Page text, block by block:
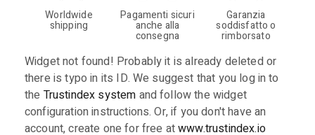
Worldwide
shipping
Pagamenti sicuri
anche alla
consegna
Garanzia
soddisfatto o
rimborsato
Widget not found! Probably it is already deleted or
there is typo in its ID. We suggest that you log in to
the Trustindex system and follow the widget
configuration instructions. Or, if you don't have an
account, create one for free atwww.trustindex.io